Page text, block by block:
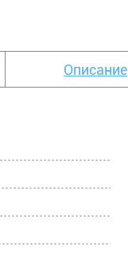
Описание